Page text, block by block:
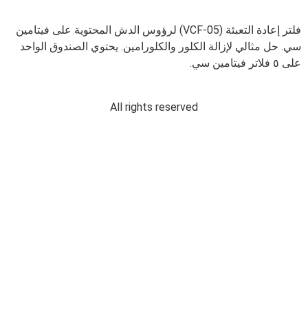
فلتر إعادة التعبئة (VCF-05) لرؤوس الدش المحتوية على فيتامين
سي. حل مثالي لإزالة الكلور والكلورامين. يحتوي الصندوق الواحد
على ٥ فلاتر فيتامين سي.
All rights reserved